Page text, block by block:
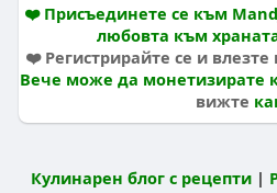
❤️ Присъединете се към
любовта към
❤️ Регистрирайте се и
Вече може да монетизирате
вижте
Кулинарен блог с рецепти |